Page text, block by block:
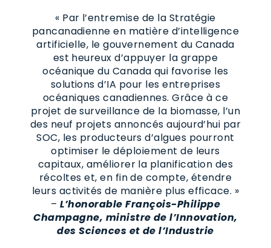
« Par l’entremise de la Stratégie
pancanadienne en matière d’intelligence
artificielle, le gouvernement du Canada
est heureux d’appuyer la grappe
océanique du Canada qui favorise les
solutions d’IA pour les entreprises
océaniques canadiennes. Grâce à ce
projet de surveillance de la biomasse, l’un
des neuf projets annoncés aujourd’hui par
SOC, les producteurs d’algues pourront
optimiser le déploiement de leurs
capitaux, améliorer la planification des
récoltes et, en fin de compte, étendre
leurs activités de manière plus efficace. »
– L’honorable François-Philippe
Champagne, ministre de l’Innovation,
des Sciences et de l’Industrie